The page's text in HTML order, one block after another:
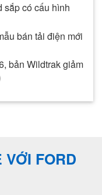
sắp có cấu hình
bán tải điện mới
bản Wildtrak giảm
VỚI FORD